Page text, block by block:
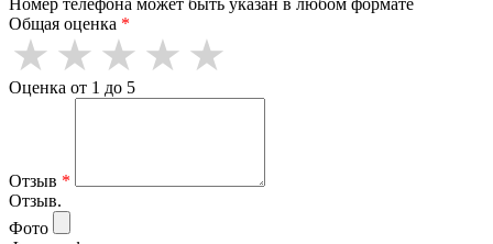
Номер телефона может быть указан в любом формате
Общая оценка *
Оценка от 1 до 5
Отзыв *
Отзыв.
Фото